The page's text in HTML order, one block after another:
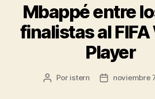
Mbappé entre
finalistas al
Player
Autor
Por istern
Fechanoviembre